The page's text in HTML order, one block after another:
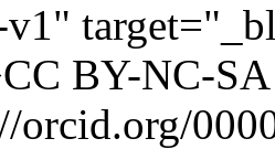
BY-NC-
orcid.org/